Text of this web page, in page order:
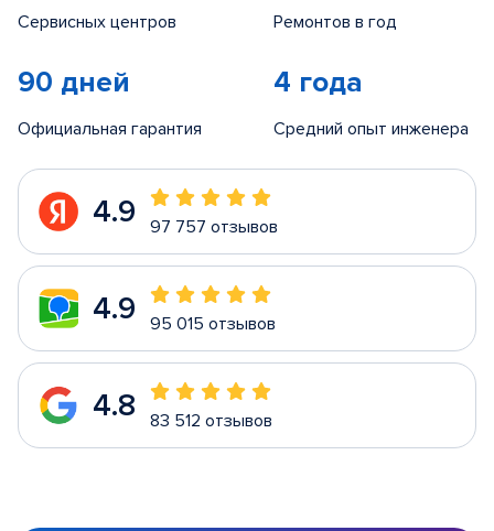
Сервисных центров Ремонтов в год
90 дней
Официальная гарантия
4 года
Средний опыт инженера
4.9 97 757 отзывов
4.9 95 015 отзывов
4.8 83 512 отзывов